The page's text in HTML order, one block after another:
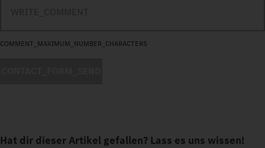
COMMENT_MAXIMUM_NUMBER_CHARACTERS
Hat dir dieser Artikel gefallen? Lass es uns wissen!